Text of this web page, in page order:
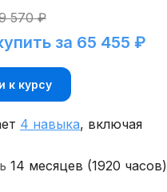
570 ₽
за 65 455 ₽
к курсу
4 навыка, включая
14 месяцев (1920 часов)